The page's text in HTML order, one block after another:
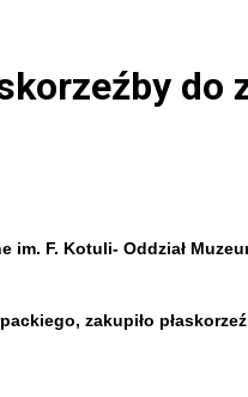
im. F. Kotuli- Oddział
zakupiło